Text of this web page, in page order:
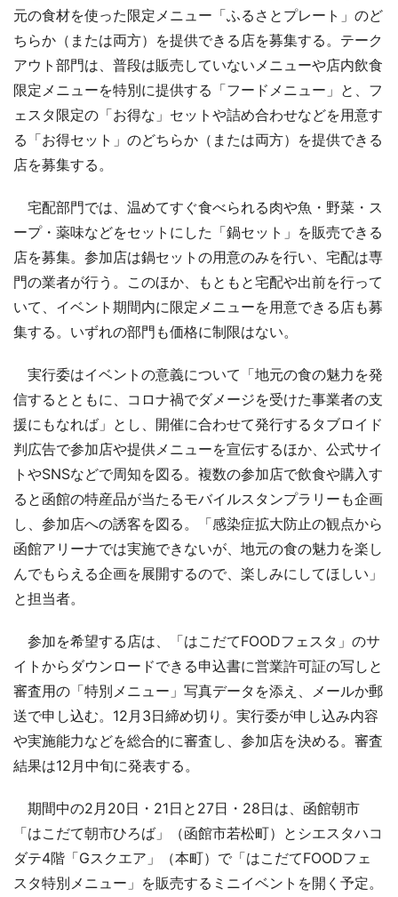
元の食材を使った限定メニュー「ふるさとプレート」のど
ちらか（または両方）を提供できる店を募集する。テーク
アウト部門は、普段は販売していないメニューや店内飲食
限定メニューを特別に提供する「フードメニュー」と、フ
ェスタ限定の「お得な」セットや詰め合わせなどを用意す
る「お得セット」のどちらか（または両方）を提供できる
店を募集する。
宅配部門では、温めてすぐ食べられる肉や魚・野菜・ス
ープ・薬味などをセットにした「鍋セット」を販売できる
店を募集。参加店は鍋セットの用意のみを行い、宅配は専
門の業者が行う。このほか、もともと宅配や出前を行って
いて、イベント期間内に限定メニューを用意できる店も募
集する。いずれの部門も価格に制限はない。
実行委はイベントの意義について「地元の食の魅力を発
信するとともに、コロナ禍でダメージを受けた事業者の支
援にもなれば」とし、開催に合わせて発行するタブロイド
判広告で参加店や提供メニューを宣伝するほか、公式サイ
トやSNSなどで周知を図る。複数の参加店で飲食や購入す
ると函館の特産品が当たるモバイルスタンプラリーも企画
し、参加店への誘客を図る。「感染症拡大防止の観点から
函館アリーナでは実施できないが、地元の食の魅力を楽し
んでもらえる企画を展開するので、楽しみにしてほしい」
と担当者。
参加を希望する店は、「はこだてFOODフェスタ」のサ
イトからダウンロードできる申込書に営業許可証の写しと
審査用の「特別メニュー」写真データを添え、メールか郵
送で申し込む。12月3日締め切り。実行委が申し込み内容
や実施能力などを総合的に審査し、参加店を決める。審査
結果は12月中旬に発表する。
期間中の2月20日・21日と27日・28日は、函館朝市
「はこだて朝市ひろば」（函館市若松町）とシエスタハコ
ダテ4階「Gスクエア」（本町）で「はこだてFOODフェ
スタ特別メニュー」を販売するミニイベントを開く予定。